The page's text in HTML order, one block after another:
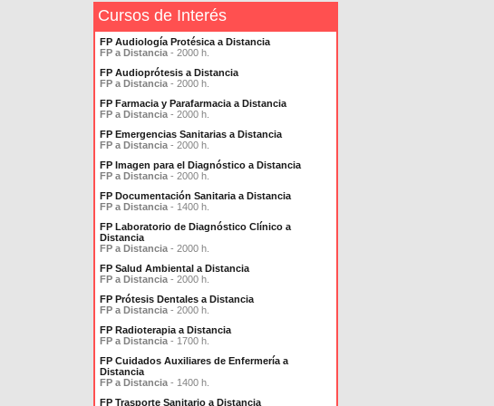
Cursos de Interés
FP Audiología Protésica a Distancia
FP a Distancia - 2000 h.
FP Audioprótesis a Distancia
FP a Distancia - 2000 h.
FP Farmacia y Parafarmacia a Distancia
FP a Distancia - 2000 h.
FP Emergencias Sanitarias a Distancia
FP a Distancia - 2000 h.
FP Imagen para el Diagnóstico a Distancia
FP a Distancia - 2000 h.
FP Documentación Sanitaria a Distancia
FP a Distancia - 1400 h.
FP Laboratorio de Diagnóstico Clínico a
Distancia
FP a Distancia - 2000 h.
FP Salud Ambiental a Distancia
FP a Distancia - 2000 h.
FP Prótesis Dentales a Distancia
FP a Distancia - 2000 h.
FP Radioterapia a Distancia
FP a Distancia - 1700 h.
FP Cuidados Auxiliares de Enfermería a
Distancia
FP a Distancia - 1400 h.
FP Trasporte Sanitario a Distancia